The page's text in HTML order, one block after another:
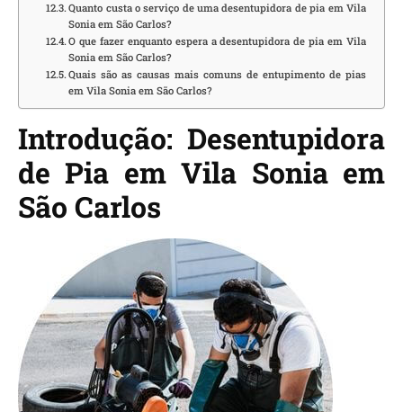
Quanto custa o serviço de uma desentupidora de pia em Vila
Sonia em São Carlos?
O que fazer enquanto espera a desentupidora de pia em Vila
Sonia em São Carlos?
Quais são as causas mais comuns de entupimento de pias
em Vila Sonia em São Carlos?
Introdução: Desentupidora
de Pia em Vila Sonia em
São Carlos